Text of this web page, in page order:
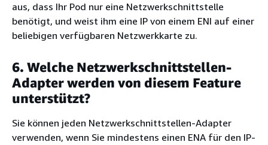
aus, dass Ihr Pod nur eine Netzwerkschnittstelle
benötigt, und weist ihm eine IP von einem ENI auf einer
beliebigen verfügbaren Netzwerkkarte zu.
6. Welche Netzwerkschnittstellen-
Adapter werden von diesem Feature
unterstützt?
Sie können jeden Netzwerkschnittstellen-Adapter
verwenden, wenn Sie mindestens einen ENA für den IP-